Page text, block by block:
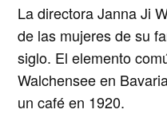
La directora Janna Ji
de las mujeres de su
siglo. El elemento
Walchensee en
un café en 1920.